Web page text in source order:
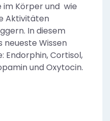
im Körper und wie
Aktivitäten
In diesem
neueste Wissen
Endorphin, Cortisol,
und Oxytocin.